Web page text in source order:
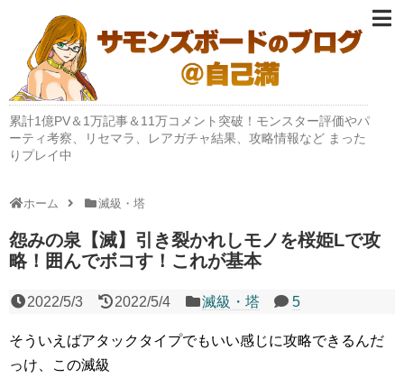
累計1億PV＆1万記事＆11万コメント突破！モンスター評価やパ
ーティ考察、リセマラ、レアガチャ結果、攻略情報など まった
りプレイ中
ホーム 滅級・塔
怨みの泉【滅】引き裂かれしモノを桜姫Lで攻
略！囲んでボコす！これが基本
2022/5/3 2022/5/4 滅級・塔 5
そういえばアタックタイプでもいい感じに攻略できるんだ
っけ、この滅級